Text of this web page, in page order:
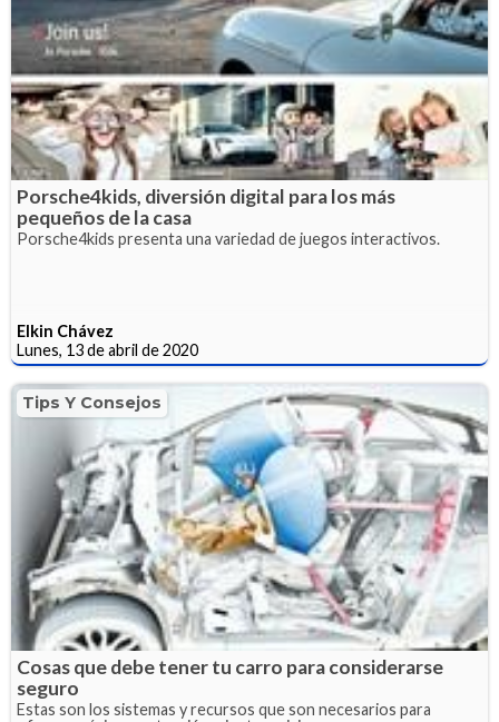
Porsche4kids, diversión digital para los más
pequeños de la casa
Porsche4kids presenta una variedad de juegos interactivos.
Elkin Chávez
Lunes, 13 de abril de 2020
Tips Y Consejos
Cosas que debe tener tu carro para considerarse
seguro
Estas son los sistemas y recursos que son necesarios para